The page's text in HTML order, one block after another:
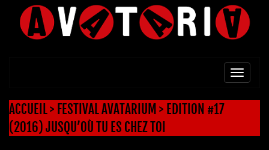
ACCUEIL> FESTIVAL AVATARIUM > EDITION #17
(2016) JUSQU’OÙ TU ES CHEZ TOI